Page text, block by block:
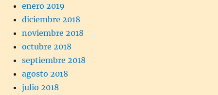
enero 2019
diciembre 2018
noviembre 2018
octubre 2018
septiembre 2018
agosto 2018
julio 2018